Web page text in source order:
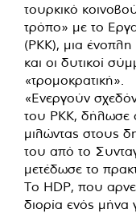
τουρκικό
τρόπο» με το
(PKK), μια
και οι δυτικοί
«τρομοκρατική».
«Ενεργούν
του PKK, δήλωσε
μιλώντας στους
του από το
μετέδωσε το
Το HDP, που
διορία ενός μήνα